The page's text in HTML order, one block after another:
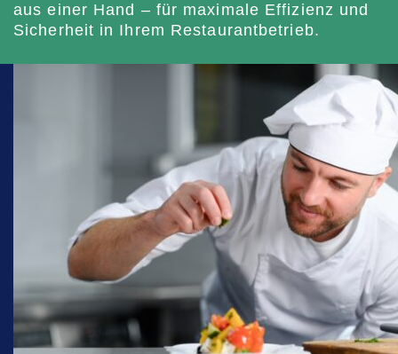
aus einer Hand – für maximale Effizienz und
Sicherheit in Ihrem Restaurantbetrieb.